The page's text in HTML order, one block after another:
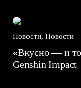
Новости, Новости
«Вкусно — и
Genshin Impact⁠⁠